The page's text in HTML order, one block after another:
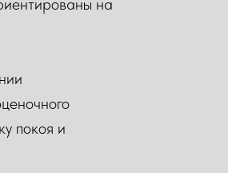
на
покоя и